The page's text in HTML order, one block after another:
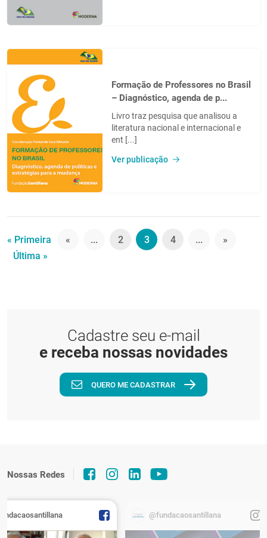
Formação de Professores no Brasil
– Diagnóstico, agenda de p...
Livro traz pesquisa que analisou a
literatura nacional e internacional e
ent [...]
Ver publicação
« Primeira « ... 2 3 4 ...
»
Última »
Cadastre seu e-mail
e receba nossas novidades
QUERO ME CADASTRAR
Nossas Redes
@fundacaosantillana